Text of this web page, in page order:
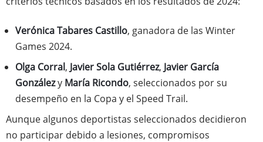
Verónica Tabares Castillo, ganadora de las Winter
Games 2024.
Olga Corral, Javier Sola Gutiérrez, Javier García
Gonzálezy María Ricondo, seleccionados por su
desempeño en la Copa y el Speed Trail.
Aunque algunos deportistas seleccionados decidieron
no participar debido a lesiones, compromisos